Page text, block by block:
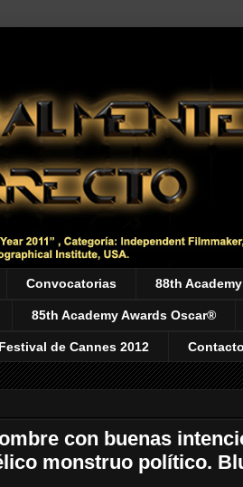
Convocatorias 88th
85th Academy Awards Oscar®
Festival de Cannes 2012 Contacto
con buenas
monstruo político.